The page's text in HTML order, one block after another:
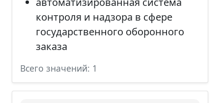
контроля и надзора в сфере
государственного оборонного
заказа
Всего значений: 1